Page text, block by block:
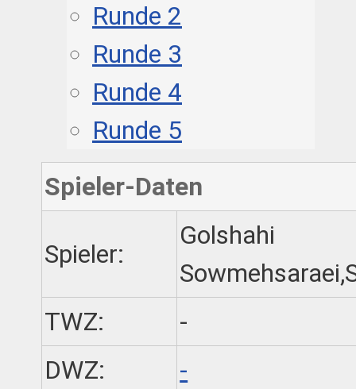
Runde 2
Runde 3
Runde 4
Runde 5
Spieler-Daten
Spieler:
Golshahi
TWZ:
-
DWZ:
-